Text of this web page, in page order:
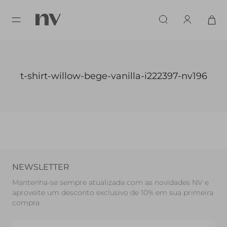
t-shirt-willow-bege-vanilla-i222397-nv196
NEWSLETTER
Mantenha-se sempre atualizada com as novidades NV e
aproveite um desconto exclusivo de 10% em sua primeira
compra